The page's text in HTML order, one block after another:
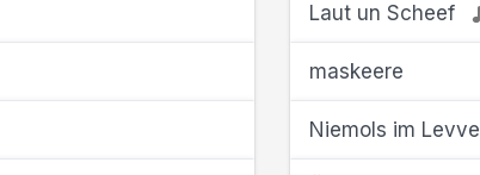
Laut un Scheef
maskeere
Niemols im Levve